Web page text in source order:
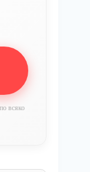
всяко